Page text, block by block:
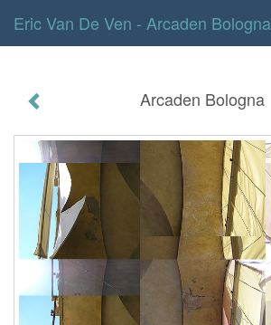
Eric Van De Ven - Arcaden Bologna
Arcaden Bologna